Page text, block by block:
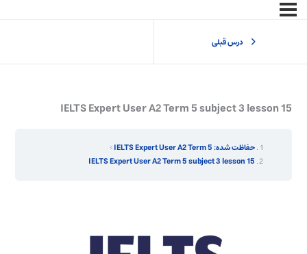
درس قبلی
IELTS Expert User A2 Term 5 subject 3 lesson 15
حفاظت شده: IELTS Expert User A2 Term 5
IELTS Expert User A2 Term 5 subject 3 lesson 15